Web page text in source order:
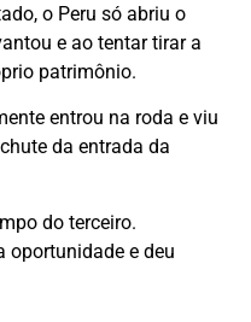
o Peru só abriu o
e ao tentar tirar a
patrimônio.
entrou na roda e viu
da entrada da
do terceiro.
oportunidade e deu